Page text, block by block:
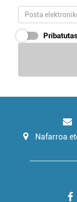
Nafarroa